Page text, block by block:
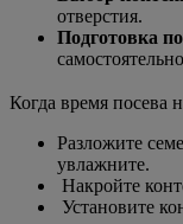
отверстия.
Подготовка
Когда время посева
Разложите
увлажните.
Накройте
Установите